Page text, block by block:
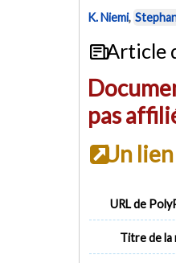
K. Niemi,
Article
pas
Un
URL de
Titre de la